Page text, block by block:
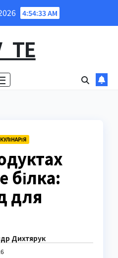
4:54:34 AM
білка:
для
Дихтярук